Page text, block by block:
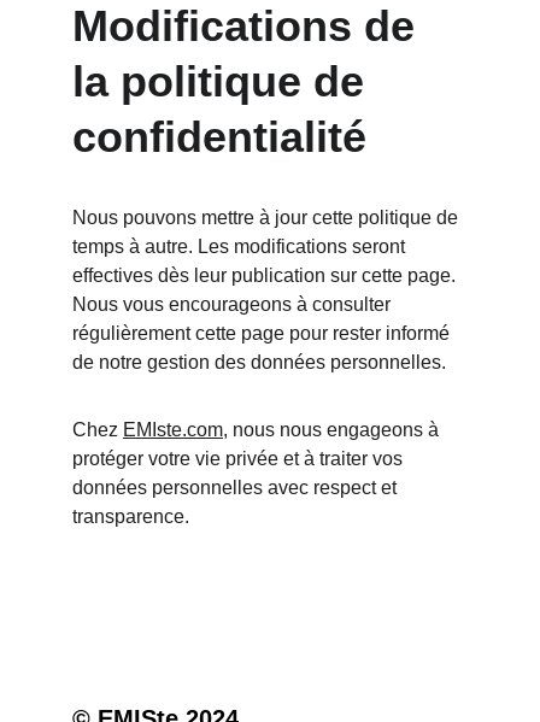
Modifications de
la politique de
confidentialité
Nous pouvons mettre à jour cette politique de
temps à autre. Les modifications seront
effectives dès leur publication sur cette page.
Nous vous encourageons à consulter
régulièrement cette page pour rester informé
de notre gestion des données personnelles.
Chez EMIste.com, nous nous engageons à
protéger votre vie privée et à traiter vos
données personnelles avec respect et
transparence.